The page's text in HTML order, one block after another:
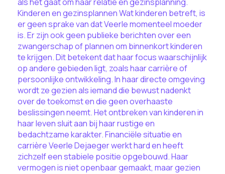
Kinderen en gezinsplannen Wat kinderen betreft, is
er geen sprake van dat Veerle momenteel moeder
is. Er zijn ook geen publieke berichten over een
zwangerschap of plannen om binnenkort kinderen
te krijgen. Dit betekent dat haar focus waarschijnlijk
op andere gebieden ligt, zoals haar carrière of
persoonlijke ontwikkeling. In haar directe omgeving
wordt ze gezien als iemand die bewust nadenkt
over de toekomst en die geen overhaaste
beslissingen neemt. Het ontbreken van kinderen in
haar leven sluit aan bij haar rustige en
bedachtzame karakter. Financiële situatie en
carrière Veerle Dejaeger werkt hard en heeft
zichzelf een stabiele positie opgebouwd. Haar
vermogen is niet openbaar gemaakt, maar gezien